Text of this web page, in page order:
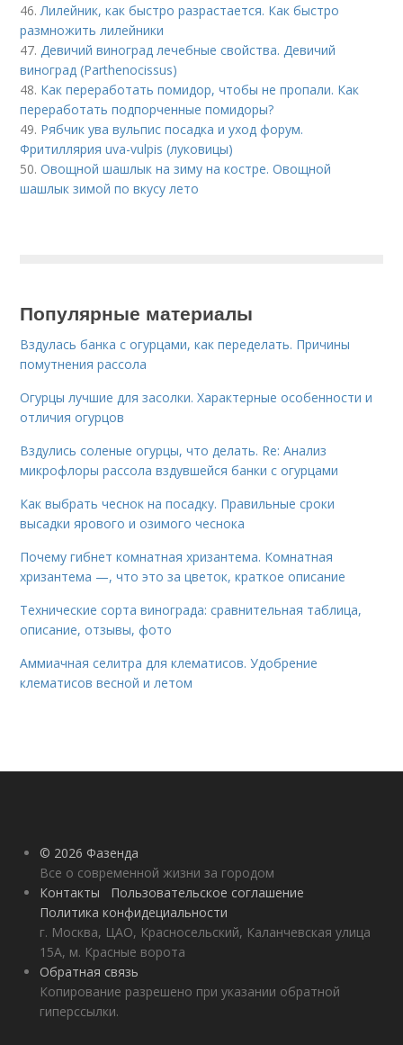
46.Лилейник, как быстро разрастается. Как быстро
размножить лилейники
47.Девичий виноград лечебные свойства. Девичий
виноград (Parthenocissus)
48. Как переработать помидор, чтобы не пропали. Как
переработать подпорченные помидоры?
49. Рябчик ува вульпис посадка и уход форум.
Фритиллярия uva-vulpis (луковицы)
50.Овощной шашлык на зиму на костре. Овощной
шашлык зимой по вкусу лето
Популярные материалы
Вздулась банка с огурцами, как переделать. Причины
помутнения рассола
Огурцы лучшие для засолки. Характерные особенности и
отличия огурцов
Вздулись соленые огурцы, что делать. Re: Анализ
микрофлоры рассола вздувшейся банки с огурцами
Как выбрать чеснок на посадку. Правильные сроки
высадки ярового и озимого чеснока
Почему гибнет комнатная хризантема. Комнатная
хризантема —, что это за цветок, краткое описание
Технические сорта винограда: сравнительная таблица,
описание, отзывы, фото
Аммиачная селитра для клематисов. Удобрение
клематисов весной и летом
© 2026 Фазенда
Все о современной жизни за городом
Контакты
Пользовательское соглашение
Политика конфидециальности
г. Москва, ЦАО, Красносельский, Каланчевская улица
15А, м. Красные ворота
Обратная связь
Копирование разрешено при указании обратной
гиперссылки.